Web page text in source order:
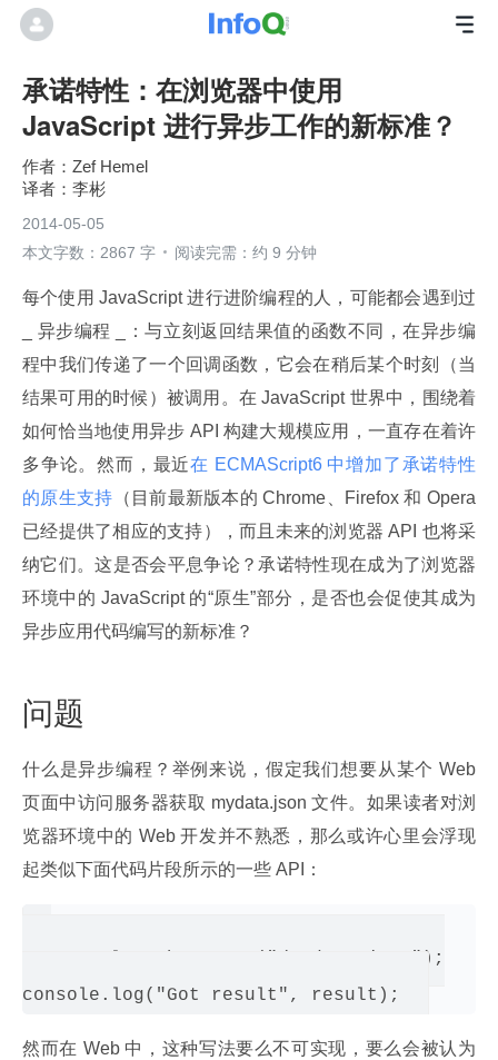
承诺特性：在浏览器中使用
JavaScript 进行异步工作的新标准？
Zef Hemel
李彬
2014-05-05
本文字数：2867 字
阅读完需：约 9 分钟
每个使用 JavaScript 进行进阶编程的人，可能都会遇到过
_ 异步编程 _：与立刻返回结果值的函数不同，在异步编
程中我们传递了一个回调函数，它会在稍后某个时刻（当
结果可用的时候）被调用。在 JavaScript 世界中，围绕着
如何恰当地使用异步 API 构建大规模应用，一直存在着许
多争论。然而，最近在 ECMAScript6 中增加了承诺特性
的原生支持 （目前最新版本的 Chrome、Firefox 和 Opera
已经提供了相应的支持），而且未来的浏览器 API 也将采
纳它们。这是否会平息争论？承诺特性现在成为了浏览器
环境中的 JavaScript 的“原生”部分，是否也会促使其成为
异步应用代码编写的新标准？
问题
什么是异步编程？举例来说，假定我们想要从某个 Web
页面中访问服务器获取 mydata.json 文件。如果读者对浏
览器环境中的 Web 开发并不熟悉，那么或许心里会浮现
起类似下面代码片段所示的一些 API：
var result = http.get("/mydata.json");
然而在 Web 中，这种写法要么不可实现，要么会被认为